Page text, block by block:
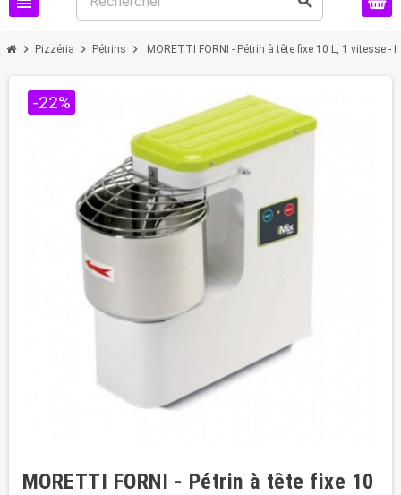
chevron_right Pizzéria chevron_right Pétrins chevron_right MORETTI FORNI - Pétrin à tête fixe 10 L, 1 vitesse -
-22%
MORETTI FORNI - Pétrin à tête fixe 10